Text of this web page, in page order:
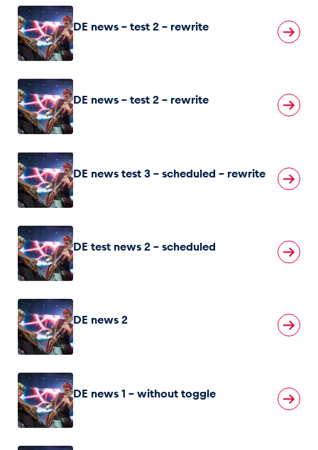
Business
Glossar
Alle anzeigen
DE news – test 2 – rewrite
DE news – test 2 – rewrite
DE news test 3 – scheduled – rewrite
DE test news 2 – scheduled
DE news 2
DE news 1 – without toggle